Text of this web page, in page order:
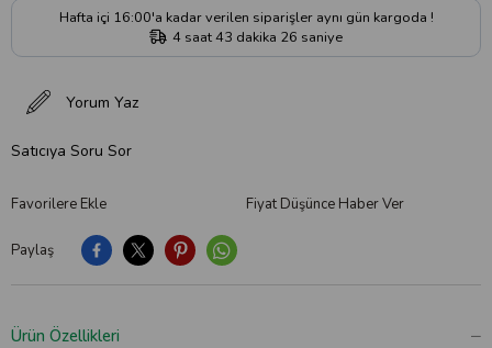
Paylaş
Favorilere Ekle Fiyat Düşünce Haber Ver
Yorum Yaz
Satıcıya Soru Sor
Hafta içi 16:00'a kadar verilen siparişler aynı gün kargoda !
4 saat43 dakika 25 saniye
Ürün Özellikleri